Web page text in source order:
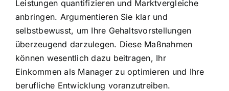
Leistungen quantifizieren und Marktvergleiche
anbringen. Argumentieren Sie klar und
selbstbewusst, um Ihre Gehaltsvorstellungen
überzeugend darzulegen. Diese Maßnahmen
können wesentlich dazu beitragen, Ihr
Einkommen als Manager zu optimieren und Ihre
berufliche Entwicklung voranzutreiben.